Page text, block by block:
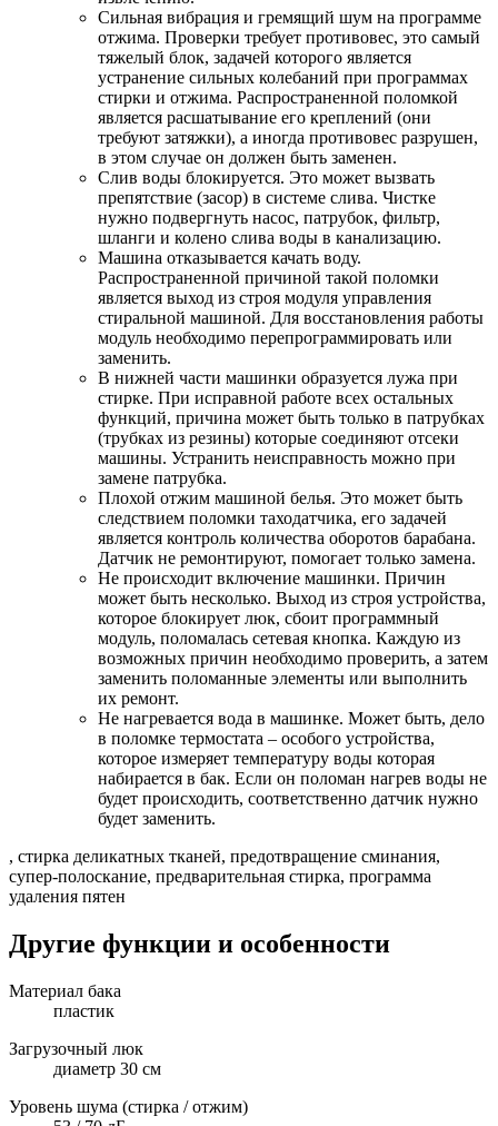
Сильная вибрация и гремящий шум на программе
отжима. Проверки требует противовес, это самый
тяжелый блок, задачей которого является
устранение сильных колебаний при программах
стирки и отжима. Распространенной поломкой
является расшатывание его креплений (они
требуют затяжки), а иногда противовес разрушен,
в этом случае он должен быть заменен.
Слив воды блокируется. Это может вызвать
препятствие (засор) в системе слива. Чистке
нужно подвергнуть насос, патрубок, фильтр,
шланги и колено слива воды в канализацию.
Машина отказывается качать воду.
Распространенной причиной такой поломки
является выход из строя модуля управления
стиральной машиной. Для восстановления работы
модуль необходимо перепрограммировать или
заменить.
В нижней части машинки образуется лужа при
стирке. При исправной работе всех остальных
функций, причина может быть только в патрубках
(трубках из резины) которые соединяют отсеки
машины. Устранить неисправность можно при
замене патрубка.
Плохой отжим машиной белья. Это может быть
следствием поломки таходатчика, его задачей
является контроль количества оборотов барабана.
Датчик не ремонтируют, помогает только замена.
Не происходит включение машинки. Причин
может быть несколько. Выход из строя устройства,
которое блокирует люк, сбоит программный
модуль, поломалась сетевая кнопка. Каждую из
возможных причин необходимо проверить, а затем
заменить поломанные элементы или выполнить
их ремонт.
Не нагревается вода в машинке. Может быть, дело
в поломке термостата – особого устройства,
которое измеряет температуру воды которая
набирается в бак. Если он поломан нагрев воды не
будет происходить, соответственно датчик нужно
будет заменить.
, стирка деликатных тканей, предотвращение сминания,
супер-полоскание, предварительная стирка, программа
удаления пятен
Другие функции и особенности
Материал бака
пластик
Загрузочный люк
диаметр 30 см
Уровень шума (стирка / отжим)